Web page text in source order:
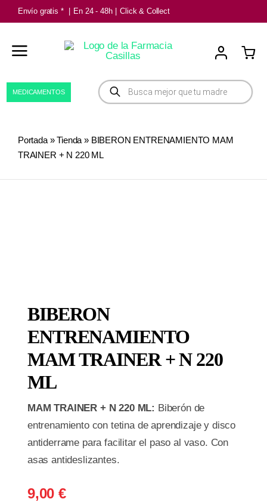
Saltar
al
contenido
Envío gratis * En 24 - 48h Click & Collect
Búsqueda
de
productos
MEDICAMENTOS
Portada»Tienda » BIBERON ENTRENAMIENTO MAM
TRAINER + N 220 ML
BIBERON
ENTRENAMIENTO
MAM TRAINER + N 220
ML
MAM TRAINER + N 220 ML: Biberón de
entrenamiento con tetina de aprendizaje y disco
antiderrame para facilitar el paso al vaso. Con
asas antideslizantes.
9,00 €